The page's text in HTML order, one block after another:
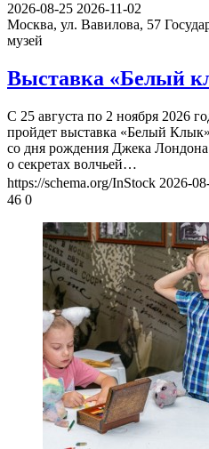
2026-08-25 2026-11-02
Москва, ул. Вавилова, 57
музей
Выставка «Белый
С 25 августа по 2 ноября 2026
пройдет выставка «Белый
со дня рождения Джека
о секретах волчьей…
https://schema.org/InStock 2026-
46 0